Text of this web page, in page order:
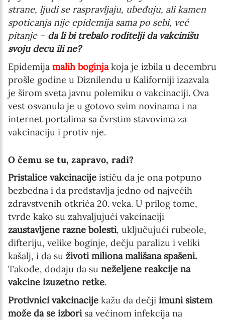
strane, ljudi se raspravljaju, ubeđuju, ali kamen
spoticanja nije epidemija sama po sebi, već
pitanje – da li bi trebalo roditelji da vakcinišu
svoju decu ili ne?
Epidemija malih boginjakoja je izbila u decembru
prošle godine u Diznilendu u Kaliforniji izazvala
je širom sveta javnu polemiku o vakcinaciji. Ova
vest osvanula je u gotovo svim novinama i na
internet portalima sa čvrstim stavovima za
vakcinaciju i protiv nje.
O čemu se tu, zapravo, radi?
Pristalice vakcinacije ističu da je ona potpuno
bezbedna i da predstavlja jedno od najvećih
zdravstvenih otkrića 20. veka. U prilog tome,
tvrde kako su zahvaljujući vakcinaciji
zaustavljene razne bolesti, uključujući rubeole,
difteriju, velike boginje, dečju paralizu i veliki
kašalj, i da su životi miliona mališana spašeni.
Takođe, dodaju da su neželjene reakcije na
vakcine izuzetno retke.
Protivnici vakcinacije kažu da dečji imuni sistem
može da se izbori sa većinom infekcija na